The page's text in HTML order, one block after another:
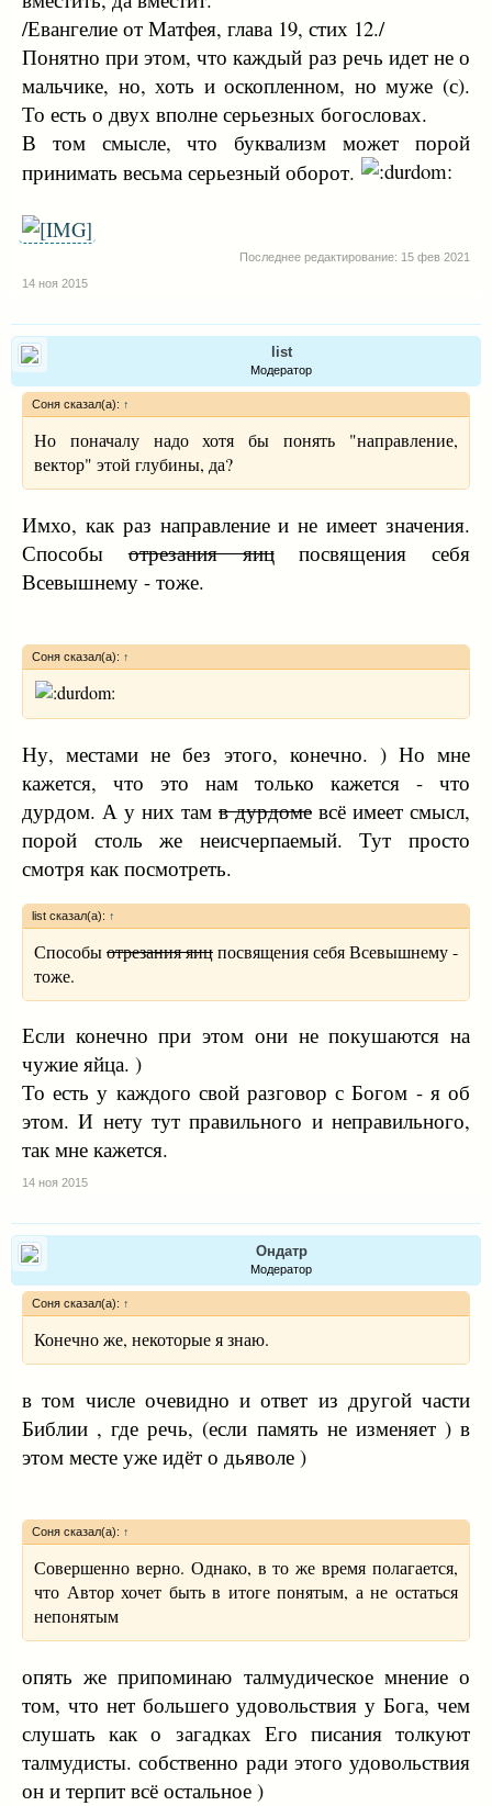
/Евангелие от Матфея, глава 19, стих 12./
Понятно при этом, что каждый раз речь идет не о
мальчике, но, хоть и оскопленном, но муже (с).
То есть о двух вполне серьезных богословах.
В том смысле, что буквализм может порой
принимать весьма серьезный оборот.
Последнее редактирование: 15 фев 2021
14 ноя 2015
list
Модератор
Соня сказал(а): ↑
Но поначалу надо хотя бы понять "направление,
вектор" этой глубины, да?
Имхо, как раз направление и не имеет значения.
Способыотрезания яицпосвящения себя
Всевышнему - тоже.
Соня сказал(а): ↑
Ну, местами не без этого, конечно. ) Но мне
кажется, что это нам только кажется - что
дурдом. А у них там в дурдоме всё имеет смысл,
порой столь же неисчерпаемый. Тут просто
смотря как посмотреть.
list сказал(а): ↑
Способыотрезания яицпосвящения себя Всевышнему -
тоже.
Если конечно при этом они не покушаются на
чужие яйца. )
То есть у каждого свой разговор с Богом - я об
этом. И нету тут правильного и неправильного,
так мне кажется.
14 ноя 2015
Ондатр
Модератор
Соня сказал(а): ↑
Конечно же, некоторые я знаю.
в том числе очевидно и ответ из другой части
Библии , где речь, (если память не изменяет ) в
этом месте уже идёт о дьяволе )
Соня сказал(а): ↑
Совершенно верно. Однако, в то же время полагается,
что Автор хочет быть в итоге понятым, а не остаться
непонятым
опять же припоминаю талмудическое мнение о
том, что нет большего удовольствия у Бога, чем
слушать как о загадках Его писания толкуют
талмудисты. собственно ради этого удовольствия
он и терпит всё остальное )